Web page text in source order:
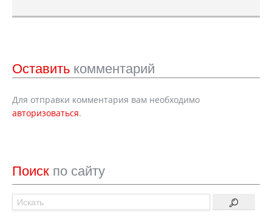
Оставить комментарий
Для отправки комментария вам необходимо
авторизоваться.
Поиск по сайту